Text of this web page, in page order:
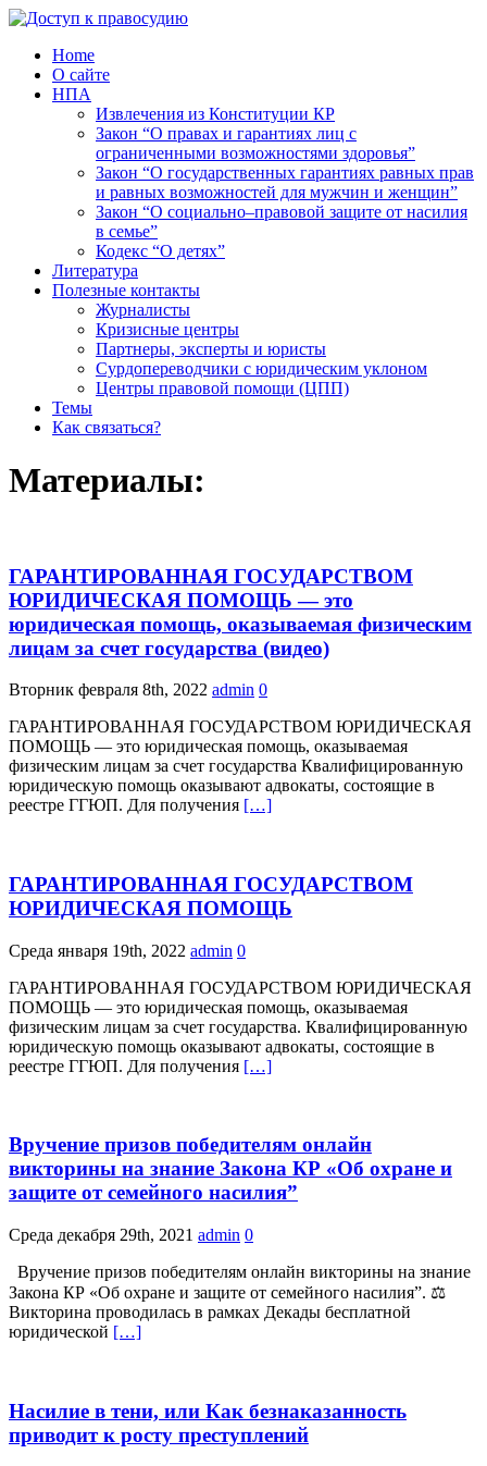
Home
О сайте
НПА
Извлечения из Конституции КР
Закон “О правах и гарантиях лиц с
ограниченными возможностями здоровья”
Закон “О государственных гарантиях равных прав
и равных возможностей для мужчин и женщин”
Закон “О социально–правовой защите от насилия
в семье”
Кодекс “О детях”
Литература
Полезные контакты
Журналисты
Кризисные центры
Партнеры, эксперты и юристы
Сурдопереводчики с юридическим уклоном
Центры правовой помощи (ЦПП)
Темы
Как связаться?
Материалы:
ГАРАНТИРОВАННАЯ ГОСУДАРСТВОМ
ЮРИДИЧЕСКАЯ ПОМОЩЬ — это
юридическая помощь, оказываемая физическим
лицам за счет государства (видео)
Вторник февраля 8th, 2022 admin 0
ГАРАНТИРОВАННАЯ ГОСУДАРСТВОМ ЮРИДИЧЕСКАЯ
ПОМОЩЬ — это юридическая помощь, оказываемая
физическим лицам за счет государства Квалифицированную
юридическую помощь оказывают адвокаты, состоящие в
реестре ГГЮП. Для получения […]
ГАРАНТИРОВАННАЯ ГОСУДАРСТВОМ
ЮРИДИЧЕСКАЯ ПОМОЩЬ
Среда января 19th, 2022 admin 0
ГАРАНТИРОВАННАЯ ГОСУДАРСТВОМ ЮРИДИЧЕСКАЯ
ПОМОЩЬ — это юридическая помощь, оказываемая
физическим лицам за счет государства. Квалифицированную
юридическую помощь оказывают адвокаты, состоящие в
реестре ГГЮП. Для получения […]
Вручение призов победителям онлайн
викторины на знание Закона КР «Об охране и
защите от семейного насилия”
Среда декабря 29th, 2021 admin 0
Вручение призов победителям онлайн викторины на знание
Закона КР «Об охране и защите от семейного насилия”. ⚖️
Викторина проводилась в рамках Декады бесплатной
юридической […]
Насилие в тени, или Как безнаказанность
приводит к росту преступлений